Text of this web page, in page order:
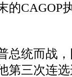
的CAGOP
总统而战
第三次连